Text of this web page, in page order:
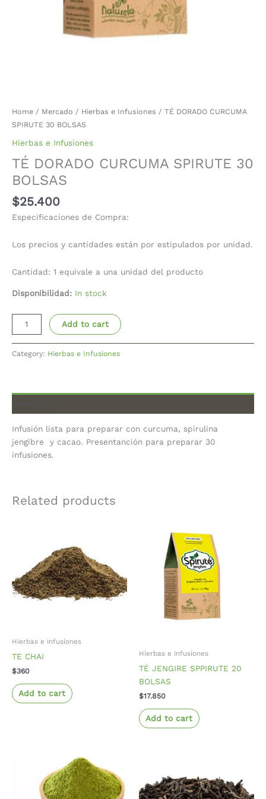
Home / Mercado / Hierbas e Infusiones / TÉ DORADO CURCUMA
SPIRUTE 30 BOLSAS
Hierbas e Infusiones
TÉ DORADO CURCUMA SPIRUTE 30
BOLSAS
$25.400
Especificaciones de Compra:
Los precios y cantidades están por estipulados por unidad.
Cantidad: 1 equivale a una unidad del producto
Disponibilidad: In stock
Add to cart
Category: Hierbas e Infusiones
Infusión lista para preparar con curcuma, spirulina
jengibre y cacao. Presentanción para preparar 30
infusiones.
Related products
Hierbas e Infusiones
TE CHAI
$360
Add to cart
Hierbas e Infusiones
TÉ JENGIRE SPPIRUTE 20
BOLSAS
$17.850
Add to cart